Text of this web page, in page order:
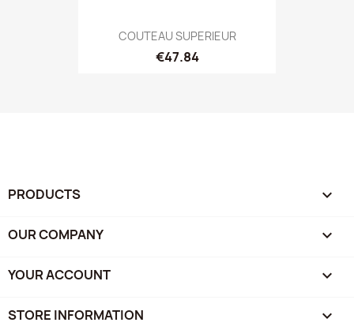
COUTEAU SUPERIEUR
€47.84
PRODUCTS 
OUR COMPANY 
YOUR ACCOUNT 
STORE INFORMATION keyboard_arrow_down